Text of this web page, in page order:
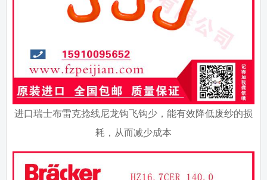
进口瑞士布雷克捻线尼龙钩飞钩少，能有效降低废纱的损
耗，从而减少成本